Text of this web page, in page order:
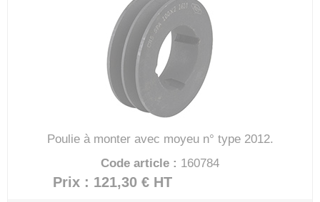
Poulie à monter avec moyeu n° type 2012.
Code article : 160784
Prix : 121,30 € HT